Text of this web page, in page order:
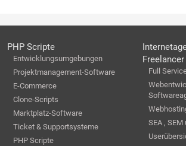
PHP Scripte
Entwicklungsumgebungen
Projektmanagement-Software
E-Commerce
Clone-Scripts
Marktplatz-Software
Ticket & Supportsysteme
PHP Scripte
Full
SEA , SEM